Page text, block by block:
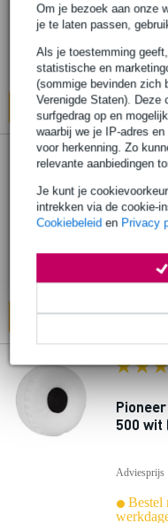
Om je bezoek aan onze
je te laten passen,
Als je toestemming
statistische en
(sommige bevinden zich
Verenigde Staten).
surfgedrag op en
waarbij we je IP-adres
voor herkenning. Zo
relevante aanbiedingen
Je kunt je
intrekken via de cookie-
Cookiebeleid en Privacy
Adviesprijs
Bestel
In
cover
€ 12,70
In
500 wit
Adviesprijs
Bestel